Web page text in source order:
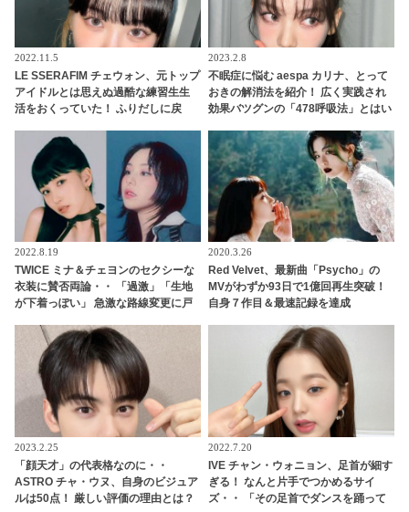
2022.11.5
LE SSERAFIM チェウォン、元トップ
アイドルとは思えぬ過酷な練習生生
活をおくっていた！ ふりだしに戻
「ずいぶん苦労したんだね」
2023.2.8
不眠症に悩む aespa カリナ、とって
おきの解消法を紹介！ 広く実践され
効果バツグンの「478呼吸法」とはい
2022.8.19
TWICE ミナ＆チェヨンのセクシーな
衣装に賛否両論・・ 「過激」「生地
が下着っぽい」 急激な路線変更に戸
2020.3.26
Red Velvet、最新曲「Psycho」の
MVがわずか93日で1億回再生突破！
自身７作目＆最速記録を達成
2023.2.25
「顔天才」の代表格なのに・・
ASTRO チャ・ウヌ、自身のビジュア
ルは50点！ 厳しい評価の理由とは？
2022.7.20
IVE チャン・ウォニョン、足首が細す
ぎる！ なんと片手でつかめるサイ
ズ・・ 「その足首でダンスを踊って